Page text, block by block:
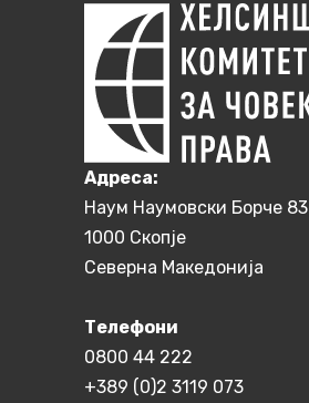
Aдреса:
Наум Наумовски Борче 83
1000 Скопје
Северна Македонија
Телефони
0800 44 222
+389 (0)2 3119 073